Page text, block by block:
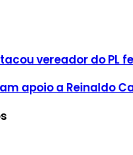
vereador do PL
apoio a Reinaldo